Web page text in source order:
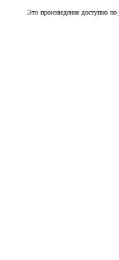
Это произведение доступно по